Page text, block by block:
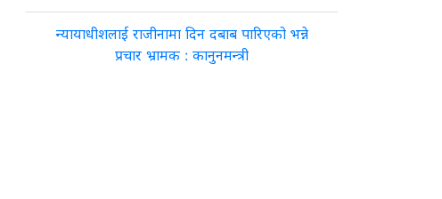
न्यायाधीशलाई राजीनामा दिन दबाब पारिएको भन्ने
प्रचार भ्रामक : कानुनमन्त्री